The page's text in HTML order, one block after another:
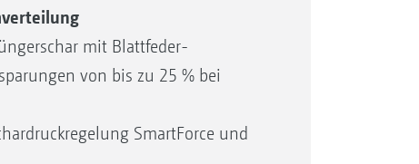
Dünger ausgebracht und
Raps, Sojabohnen
Einzelkornsaat in allen Belangen.
mit Blattfeder-
von bis zu 25 % bei
SmartForce und